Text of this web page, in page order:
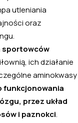
utleniania
oraz
sportowców
ich działanie
aminokwasy
funkcjonowania
przez układ
i paznokci